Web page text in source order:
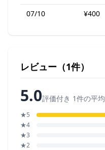
07/10
¥400
レビュー（1件）
5.0評価付き 1件の平均
★5
★4
★3
★2